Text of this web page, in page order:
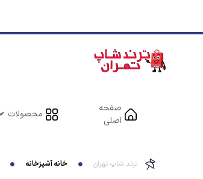
صفحه
اصلی
محصولات
ترند شاپ تهران خانه آشپزخانه